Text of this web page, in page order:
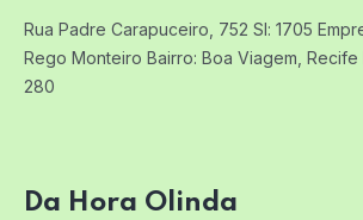
Rua Padre Carapuceiro, 752 Sl: 1705
Rego Monteiro Bairro: Boa Viagem, Recife
280
Da Hora Olinda